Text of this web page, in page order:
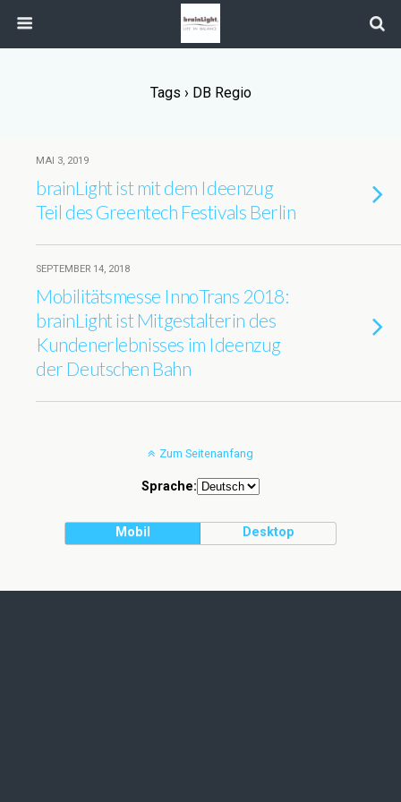
Tags › DB Regio
MAI 3, 2019
brainLight ist mit dem Ideenzug
Teil des Greentech Festivals Berlin
SEPTEMBER 14, 2018
Mobilitätsmesse InnoTrans 2018:
brainLight ist Mitgestalterin des
Kundenerlebnisses im Ideenzug
der Deutschen Bahn
Zum Seitenanfang
Sprache:
Mobil Desktop